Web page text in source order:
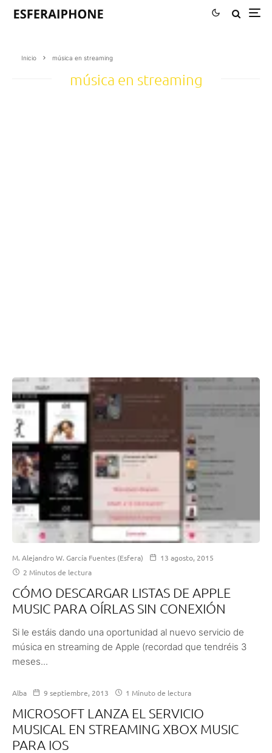
Inicio música en streaming
música en streaming
M. Alejandro W. García Fuentes (Esfera)
13 agosto, 2015
2 Minutos de lectura
CÓMO DESCARGAR LISTAS DE APPLE
MUSIC PARA OÍRLAS SIN CONEXIÓN
Si le estáis dando una oportunidad al nuevo servicio de
música en streaming de Apple (recordad que tendréis 3
meses...
Alba 9 septiembre, 2013 1 Minuto de lectura
MICROSOFT LANZA EL SERVICIO
MUSICAL EN STREAMING XBOX MUSIC
PARA IOS